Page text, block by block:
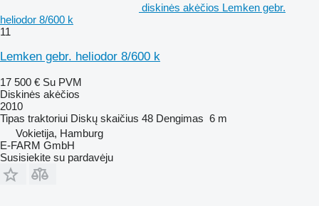
diskinės akėčios Lemken gebr.
heliodor 8/600 k
11
Lemken gebr. heliodor 8/600 k
17 500 € Su PVM
Diskinės akėčios
2010
Tipas traktoriui Diskų skaičius 48 Dengimas 6 m
Vokietija, Hamburg
E-FARM GmbH
Susisiekite su pardavėju